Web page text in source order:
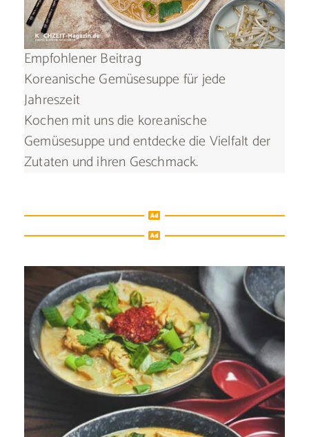
Empfohlener Beitrag
Koreanische Gemüsesuppe für jede
Jahreszeit
Kochen mit uns die koreanische
Gemüsesuppe und entdecke die Vielfalt der
Zutaten und ihren Geschmack.